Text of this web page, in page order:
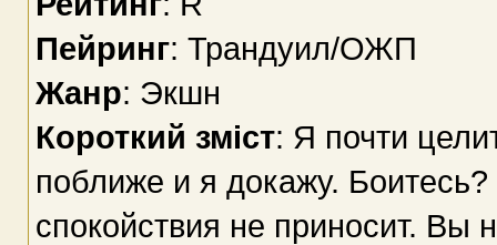
Пейринг: Трандуил/ОЖП
Жанр: Экшн
Короткий зміст: Я почти
поближе и я докажу.
спокойствия не приносит. Вы